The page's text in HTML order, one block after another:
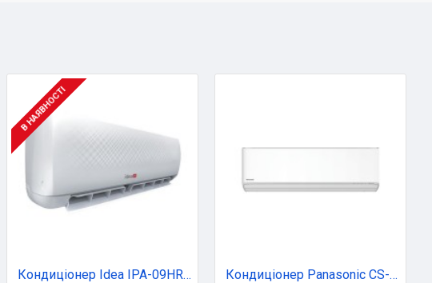
В НАЯВНОСТІ
Кондиціонер Idea IPA-09HR-FN8 Кондиціонер Panasonic CS-Z25ZKEW/CU-Z25ZKE